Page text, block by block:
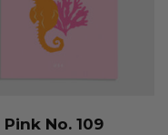
Pink No. 109